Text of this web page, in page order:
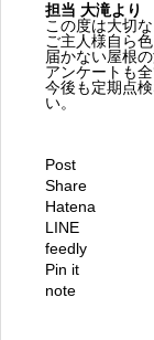
担当 大滝より
この度は大切
ご主人様自ら
届かない屋根
アンケートも
今後も定期点
い。
Post
Share
Hatena
LINE
feedly
Pin it
note